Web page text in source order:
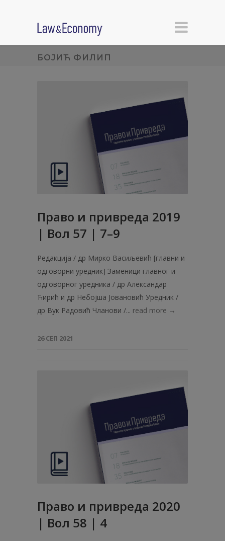
БОЈИЋ ФИЛИП
Право и привреда 2019
| Вол 57 | 7–9
Редакција / др Мирко Васиљевић [главни и
одговорни уредник] Заменици главног и
одговорног уредника / др Александар
Ћирић и др Небојша Јовановић Уредник /
др Вук Радовић Чланови /... read more →
26 СЕП 2021
Право и привреда 2020
| Вол 58 | 4